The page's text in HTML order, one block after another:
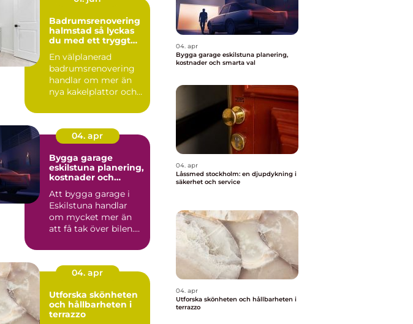
Badrumsrenovering
halmstad så lyckas
du med ett tryggt
En välplanerad
badrumsrenovering
handlar om mer än
nya kakelplattor och
många i...
04. apr
Bygga garage
eskilstuna planering,
kostnader och
Att bygga garage i
Eskilstuna handlar
om mycket mer än
att få tak över bilen.
garage ...
04. apr
Utforska skönheten
och hållbarheten i
terrazzo
04. apr
Bygga garage eskilstuna planering,
kostnader och smarta val
04. apr
Låssmed stockholm: en djupdykning i
säkerhet och service
04. apr
Utforska skönheten och hållbarheten i
terrazzo